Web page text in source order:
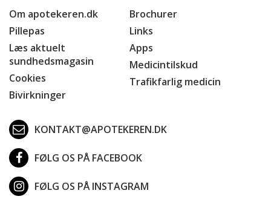
Om apotekeren.dk
Pillepas
Læs aktuelt
sundhedsmagasin
Cookies
Bivirkninger
Brochurer
Links
Apps
Medicintilskud
Trafikfarlig medicin
KONTAKT@APOTEKEREN.DK
FØLG OS PÅ FACEBOOK
FØLG OS PÅ INSTAGRAM